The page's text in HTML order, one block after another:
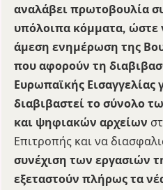
αναλάβει πρωτοβουλία
υπόλοιπα κόμματα, ώστε
άμεση ενημέρωση της
που αφορούν τη
Ευρωπαϊκής Εισαγγελίας
διαβιβαστεί το σύνολο
και ψηφιακών αρχείων
Επιτροπής και να
συνέχιση των εργασιών
εξεταστούν πλήρως τα